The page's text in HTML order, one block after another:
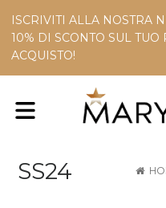
ISCRIVITI ALLA NOSTRA
10% DI SCONTO SUL TUO
ACQUISTO!
SS24